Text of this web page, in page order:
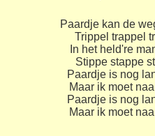
Paardje kan de
Trippel trappel
In het held're
Stippe stappe
Paardje is nog
Maar ik moet
Paardje is nog
Maar ik moet